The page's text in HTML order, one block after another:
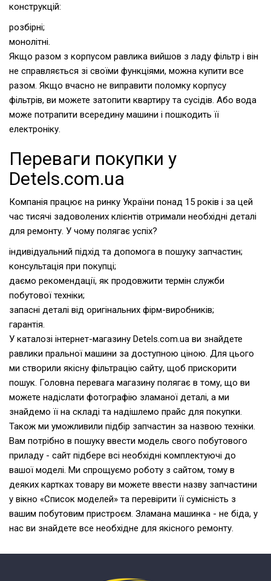
конструкцій:
розбірні;
монолітні.
Якщо разом з корпусом равлика вийшов з ладу фільтр і він
не справляється зі своїми функціями, можна купити все
разом. Якщо вчасно не виправити поломку корпусу
фільтрів, ви можете затопити квартиру та сусідів. Або вода
може потрапити всередину машини і пошкодить її
електроніку.
Переваги покупки у
Detels.com.ua
Компанія працює на ринку України понад 15 років і за цей
час тисячі задоволених клієнтів отримали необхідні деталі
для ремонту. У чому полягає успіх?
індивідуальний підхід та допомога в пошуку запчастин;
консультація при покупці;
даємо рекомендації, як продовжити термін служби
побутової техніки;
запасні деталі від оригінальних фірм-виробників;
гарантія.
У каталозі інтернет-магазину Detels.com.ua ви знайдете
равлики пральної машини за доступною ціною. Для цього
ми створили якісну фільтрацію сайту, щоб прискорити
пошук. Головна перевага магазину полягає в тому, що ви
можете надіслати фотографію зламаної деталі, а ми
знайдемо її на складі та надішлемо прайс для покупки.
Також ми уможливили підбір запчастин за назвою техніки.
Вам потрібно в пошуку ввести модель свого побутового
приладу - сайт підбере всі необхідні комплектуючі до
вашої моделі. Ми спрощуємо роботу з сайтом, тому в
деяких картках товару ви можете ввести назву запчастини
у вікно «Список моделей» та перевірити її сумісність з
вашим побутовим пристроєм. Зламана машинка - не біда, у
нас ви знайдете все необхідне для якісного ремонту.